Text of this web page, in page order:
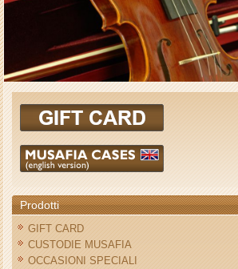
Prodotti
GIFT CARD
CUSTODIE MUSAFIA
OCCASIONI SPECIALI